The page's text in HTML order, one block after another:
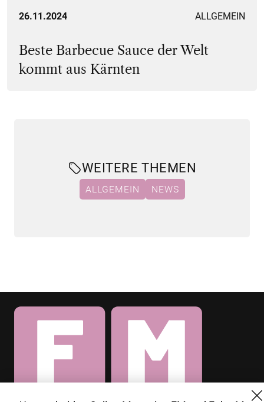
26.11.2024 ALLGEMEIN
Beste Barbecue Sauce der Welt
kommt aus Kärnten
WEITERE THEMEN
ALLGEMEIN NEWS